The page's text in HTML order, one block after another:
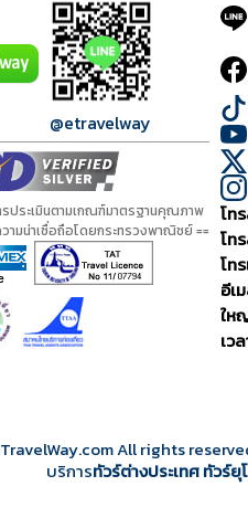
@etravelway
รประเมินตามเกณฑ์มาตรฐานคุณภาพ
ามน่าเชื่อถือโดยกระทรวงพาณิชย์ ==
โท
โท
โท
อีเ
ให
เว
All rights
บริการทัวร์ต่างประเทศทัวร์ยุ